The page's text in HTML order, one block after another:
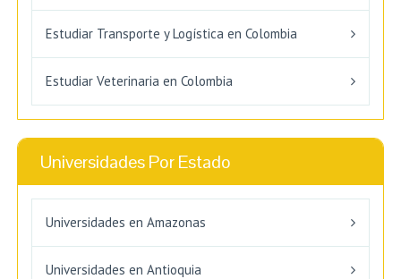
Estudiar Transporte y Logística en Colombia
Estudiar Veterinaria en Colombia
Universidades Por Estado
Universidades en Amazonas
Universidades en Antioquia